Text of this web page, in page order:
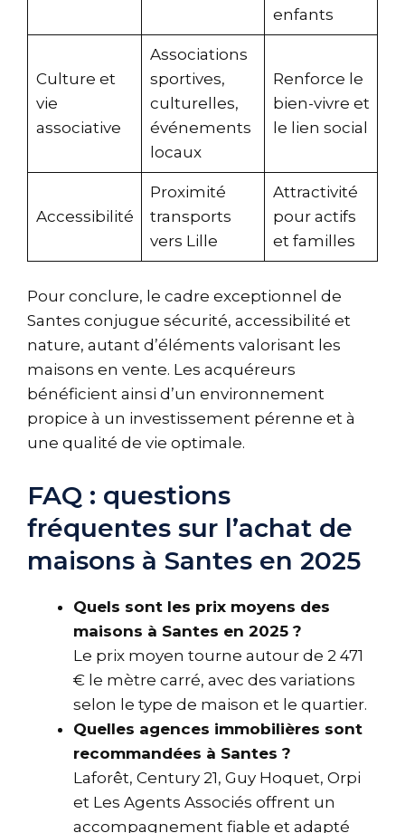
enfants
Culture et
vie
associative
Associations
sportives,
culturelles,
événements
locaux
Renforce le
bien-vivre et
le lien social
Accessibilité
Proximité
transports
vers Lille
Attractivité
pour actifs
et familles
Pour conclure, le cadre exceptionnel de
Santes conjugue sécurité, accessibilité et
nature, autant d’éléments valorisant les
maisons en vente. Les acquéreurs
bénéficient ainsi d’un environnement
propice à un investissement pérenne et à
une qualité de vie optimale.
FAQ : questions
fréquentes sur l’achat de
maisons à Santes en 2025
Quels sont les prix moyens des
maisons à Santes en 2025 ?
Le prix moyen tourne autour de 2 471
€ le mètre carré, avec des variations
selon le type de maison et le quartier.
Quelles agences immobilières sont
recommandées à Santes ?
Laforêt, Century 21, Guy Hoquet, Orpi
et Les Agents Associés offrent un
accompagnement fiable et adapté